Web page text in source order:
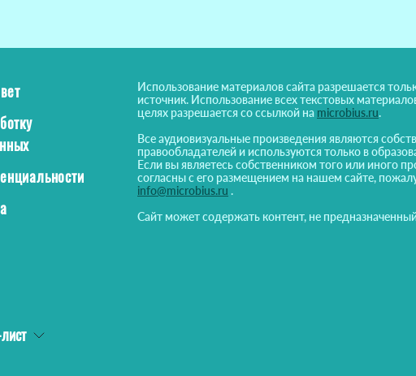
Использование материалов сайта разрешается
источник. Использование всех текстовых
целях разрешается со ссылкой на microbius.ru.
Все аудиовизуальные произведения являются
правообладателей и используются только в
Если вы являетесь собственником того или иного
согласны с его размещением на нашем сайте,
info@microbius.ru .
Сайт может содержать контент, не